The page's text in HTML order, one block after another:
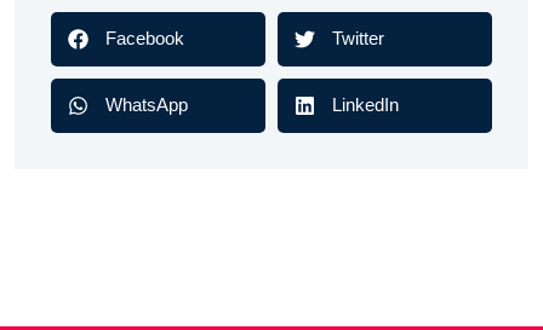
Facebook Twitter
WhatsApp LinkedIn